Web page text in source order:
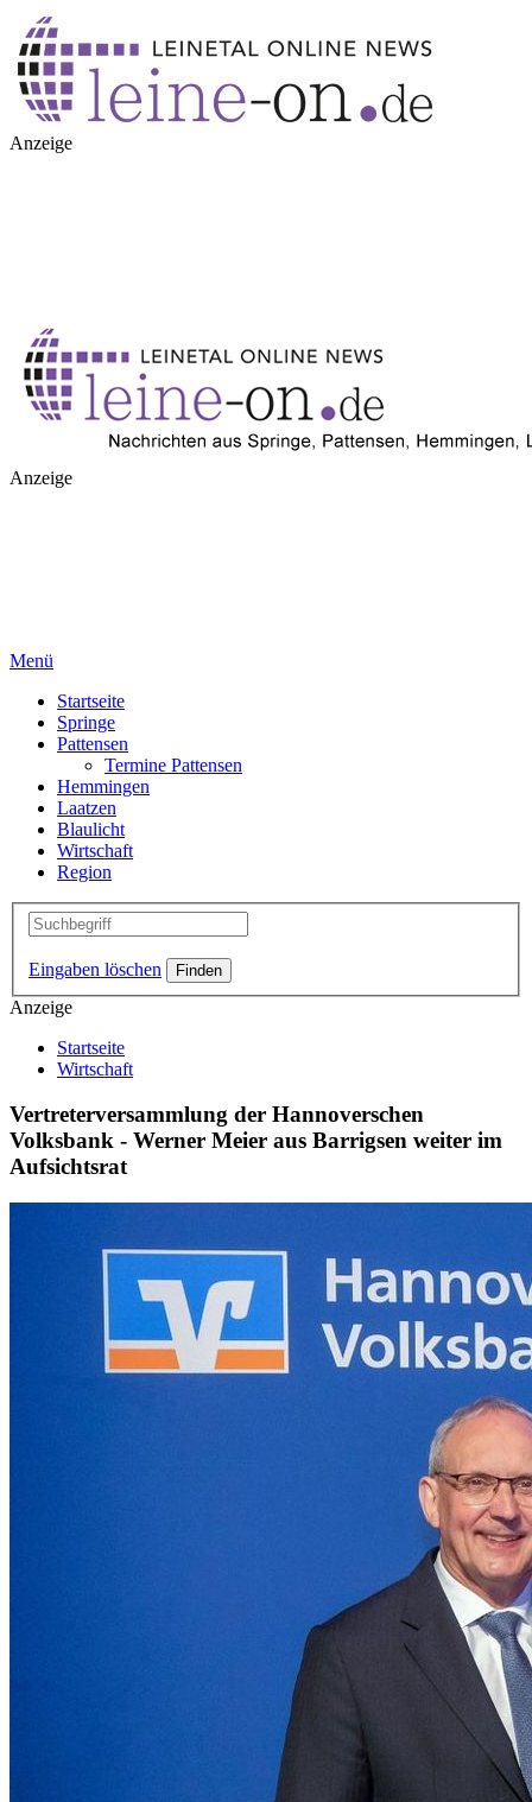
Anzeige
Anzeige
Menü
Startseite
Springe
Pattensen
Termine Pattensen
Hemmingen
Laatzen
Blaulicht
Wirtschaft
Region
Eingaben löschen
Anzeige
Startseite
Wirtschaft
Vertreterversammlung der Hannoverschen
Volksbank - Werner Meier aus Barrigsen weiter im
Aufsichtsrat